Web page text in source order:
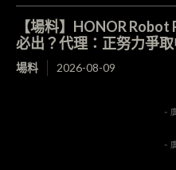
【場料】HONOR
必出？代理：正努力爭取
場料 2026-08-09
-
-